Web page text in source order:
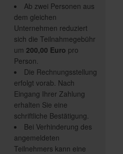
Ab zwei Personen aus
dem gleichen
Unternehmen reduziert
sich die Teilnahmegebühr
um 200,00 Euro pro
Person.
Die Rechnungsstellung
erfolgt vorab. Nach
Eingang Ihrer Zahlung
erhalten Sie eine
schriftliche Bestätigung.
Bei Verhinderung des
angemeldeten
Teilnehmers kann eine